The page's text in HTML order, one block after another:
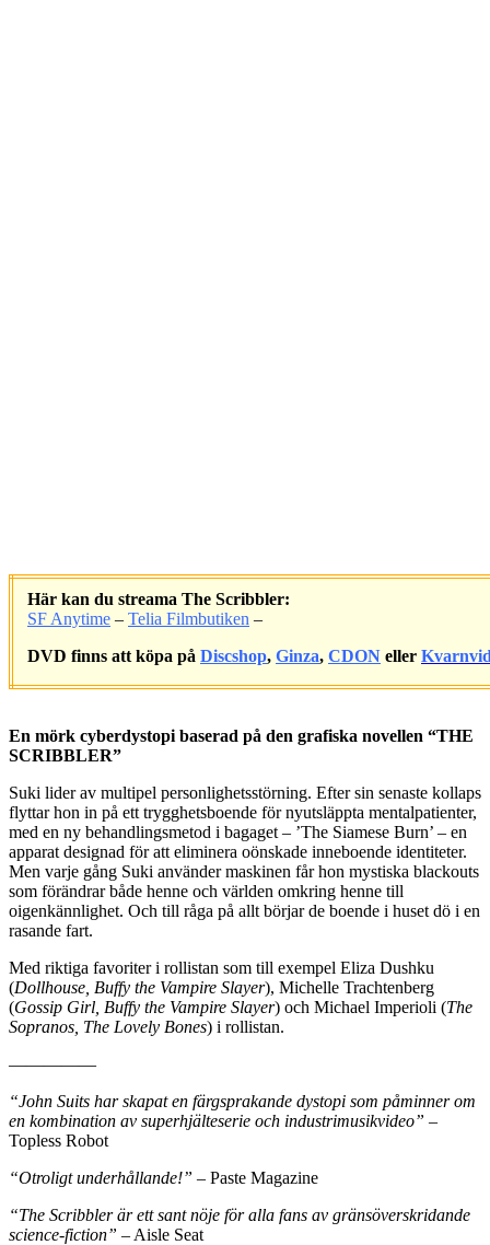
Här kan du streama The Scribbler:
SF Anytime – Telia Filmbutiken –
DVD finns att köpa på Discshop, Ginza, CDON eller
En mörk cyberdystopi baserad på den grafiska novellen “THE
SCRIBBLER”
Suki lider av multipel personlighetsstörning. Efter sin senaste kollaps
flyttar hon in på ett trygghetsboende för nyutsläppta mentalpatienter,
med en ny behandlingsmetod i bagaget – ’The Siamese Burn’ – en
apparat designad för att eliminera oönskade inneboende identiteter.
Men varje gång Suki använder maskinen får hon mystiska blackouts
som förändrar både henne och världen omkring henne till
oigenkännlighet. Och till råga på allt börjar de boende i huset dö i en
rasande fart.
Med riktiga favoriter i rollistan som till exempel Eliza Dushku
(Dollhouse, Buffy the Vampire Slayer), Michelle Trachtenberg
(Gossip Girl, Buffy the Vampire Slayer) och Michael Imperioli (The
Sopranos, The Lovely Bones) i rollistan.
—————
“John Suits har skapat en färgsprakande dystopi som påminner om
en kombination av superhjälteserie och industrimusikvideo” –
Topless Robot
“Otroligt underhållande!” – Paste Magazine
“The Scribbler är ett sant nöje för alla fans av gränsöverskridande
science-fiction” – Aisle Seat